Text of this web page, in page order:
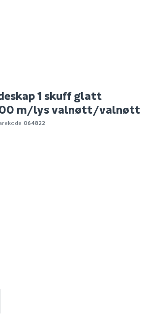
1 skuff glatt
m/lys valnøtt/valnøtt
064822